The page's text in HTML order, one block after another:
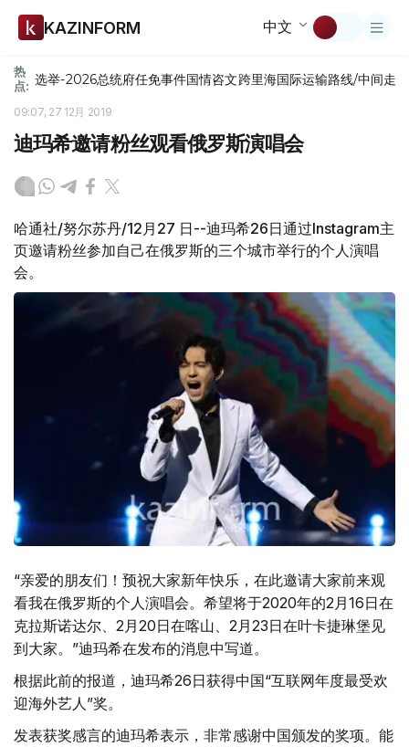
KAZINFORM 中文
热
点: 选举-2026总统府任免事件国情咨文跨里海国际运输路线/中间走廊
09:07, 27 12月 2019
迪玛希邀请粉丝观看俄罗斯演唱会
哈通社/努尔苏丹/12月27 日--迪玛希26日通过Instagram主
页邀请粉丝参加自己在俄罗斯的三个城市举行的个人演唱
会。
“亲爱的朋友们！预祝大家新年快乐，在此邀请大家前来观
看我在俄罗斯的个人演唱会。希望将于2020年的2月16日在
克拉斯诺达尔、2月20日在喀山、2月23日在叶卡捷琳堡见
到大家。”迪玛希在发布的消息中写道。
根据此前的报道，迪玛希26日获得中国“互联网年度最受欢
迎海外艺人”奖。
发表获奖感言的迪玛希表示，非常感谢中国颁发的奖项。能